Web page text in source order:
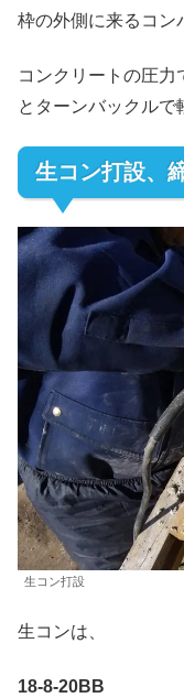
枠の外側に来るコン
コンクリートの圧力
とターンバックルで
生コン打設、
生コン打設
生コンは、
18-8-20BB